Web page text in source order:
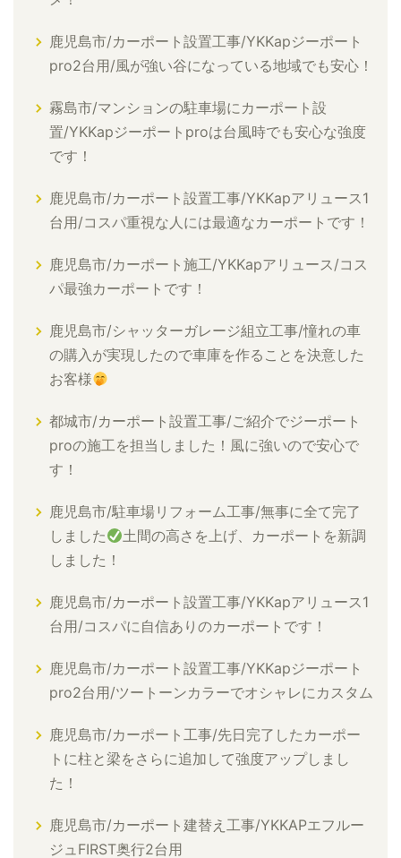
鹿児島市/カーポート設置工事/YKKapジーポート
pro2台用/風が強い谷になっている地域でも安心！
霧島市/マンションの駐車場にカーポート設
置/YKKapジーポートproは台風時でも安心な強度
です！
鹿児島市/カーポート設置工事/YKKapアリュース1
台用/コスパ重視な人には最適なカーポートです！
鹿児島市/カーポート施工/YKKapアリュース/コス
パ最強カーポートです！
鹿児島市/シャッターガレージ組立工事/憧れの車
の購入が実現したので車庫を作ることを決意した
お客様
都城市/カーポート設置工事/ご紹介でジーポート
proの施工を担当しました！風に強いので安心で
す！
鹿児島市/駐車場リフォーム工事/無事に全て完了
しました
土間の高さを上げ、カーポートを新調
しました！
鹿児島市/カーポート設置工事/YKKapアリュース1
台用/コスパに自信ありのカーポートです！
鹿児島市/カーポート設置工事/YKKapジーポート
pro2台用/ツートーンカラーでオシャレにカスタム
鹿児島市/カーポート工事/先日完了したカーポー
トに柱と梁をさらに追加して強度アップしまし
た！
鹿児島市/カーポート建替え工事/YKKAPエフルー
ジュFIRST奥行2台用